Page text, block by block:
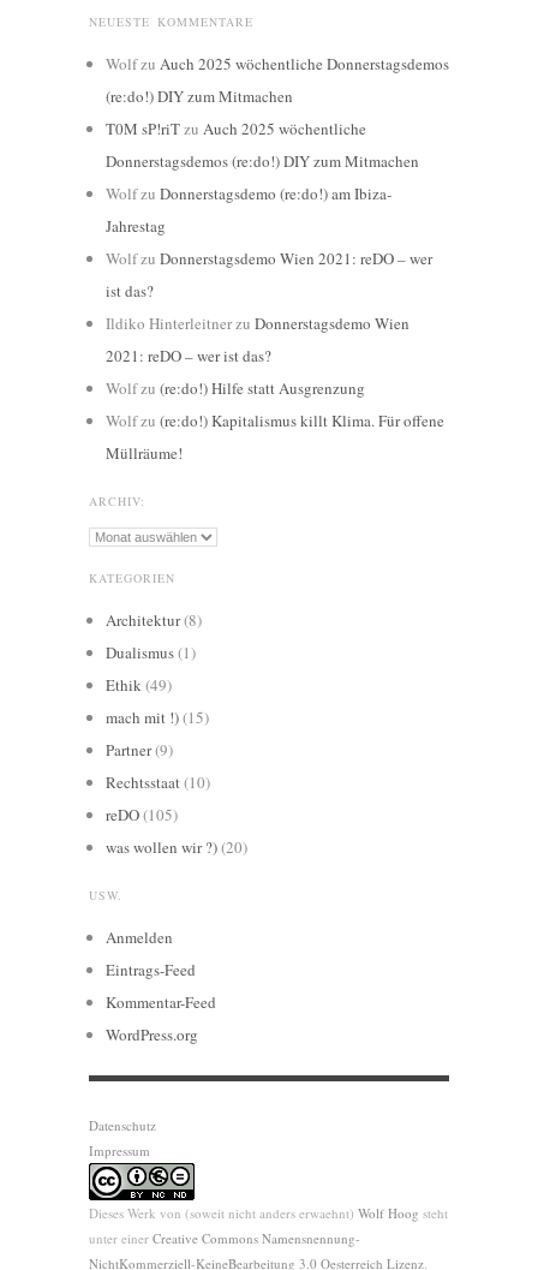
NEUESTE KOMMENTARE
Wolfzu Auch 2025 wöchentliche Donnerstagsdemos
(re:do!) DIY zum Mitmachen
T0M sP!riTzu Auch 2025 wöchentliche
Donnerstagsdemos (re:do!) DIY zum Mitmachen
Wolfzu Donnerstagsdemo (re:do!) am Ibiza-
Jahrestag
Wolfzu Donnerstagsdemo Wien 2021: reDO – wer
ist das?
Ildiko Hinterleitnerzu Donnerstagsdemo Wien
2021: reDO – wer ist das?
Wolfzu (re:do!) Hilfe statt Ausgrenzung
Wolfzu (re:do!) Kapitalismus killt Klima. Für offene
Müllräume!
ARCHIV:
Archiv:
KATEGORIEN
Architektur(8)
Dualismus(1)
Ethik(49)
mach mit !)(15)
Partner(9)
Rechtsstaat(10)
reDO(105)
was wollen wir ?)(20)
USW.
Anmelden
Eintrags-Feed
Kommentar-Feed
WordPress.org
Datenschutz
Impressum
Dieses Werk von (soweit nicht anders erwaehnt) Wolf Hoog steht
unter einer Creative Commons Namensnennung-
NichtKommerziell-KeineBearbeitung 3.0 Oesterreich Lizenz.